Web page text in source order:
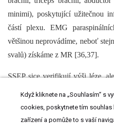
minimi), poskytující užitečnou
částí plexu. EMG
většinou neprovádíme, neboť
svalů) získáme z MR [36,37].
SSEP sice verifikují výši léze,
výkonu na obnovu motorických
zásadní informace. Ani využití
perioda útlumu) se neukázalo být
Když kliknete na „Souhlasím“ s
cookies, poskytnete tím souhlas
zařízení a pomůže to s vaší